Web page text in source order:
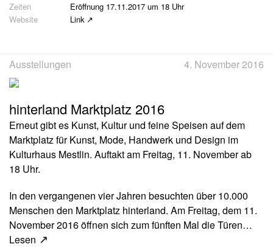
Eröffnung 17.11.2017 um 18 Uhr
Link
Ausstellungen 4. November 2016
hinterland Marktplatz 2016
Erneut gibt es Kunst, Kultur und feine Speisen auf dem
Marktplatz für Kunst, Mode, Handwerk und Design im
Kulturhaus Mestlin. Auftakt am Freitag, 11. November ab
18 Uhr.
In den vergangenen vier Jahren besuchten über 10.000
Menschen den Marktplatz hinterland. Am Freitag, dem 11.
November 2016 öffnen sich zum fünften Mal die Türen…
Lesen